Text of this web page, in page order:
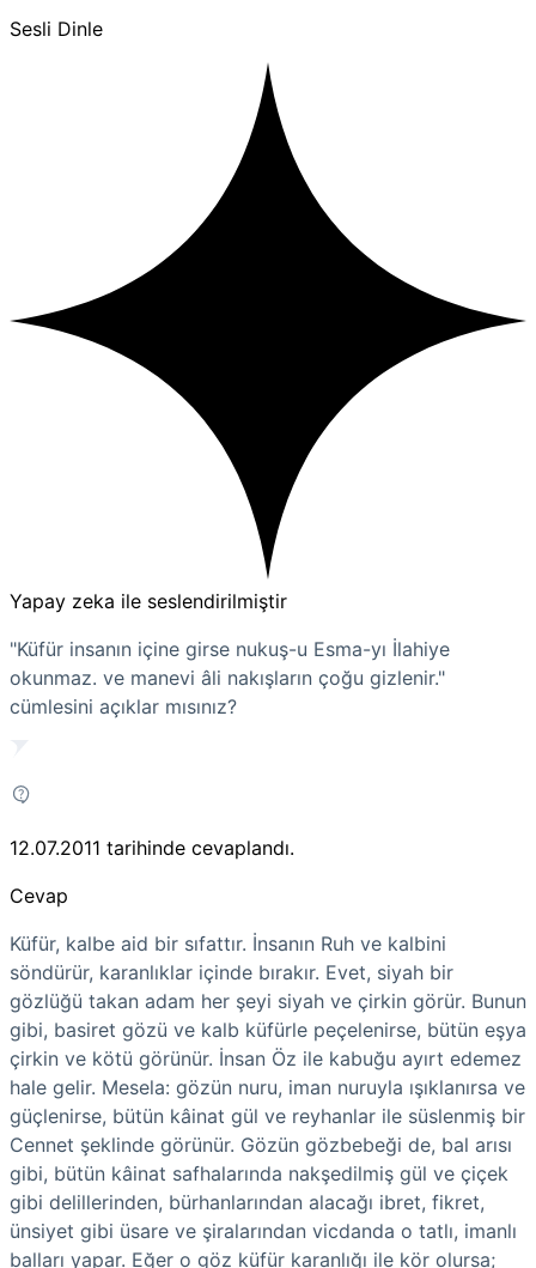
Sesli Dinle
Yapay zeka ile seslendirilmiştir
"Küfür insanın içine girse nukuş-u Esma-yı İlahiye
okunmaz. ve manevi âli nakışların çoğu gizlenir."
cümlesini açıklar mısınız?
12.07.2011 tarihinde cevaplandı.
Cevap
Küfür, kalbe aid bir sıfattır. İnsanın Ruh ve kalbini
söndürür, karanlıklar içinde bırakır. Evet, siyah bir
gözlüğü takan adam her şeyi siyah ve çirkin görür. Bunun
gibi, basiret gözü ve kalb küfürle peçelenirse, bütün eşya
çirkin ve kötü görünür. İnsan Öz ile kabuğu ayırt edemez
hale gelir. Mesela: gözün nuru, iman nuruyla ışıklanırsa ve
güçlenirse, bütün kâinat gül ve reyhanlar ile süslenmiş bir
Cennet şeklinde görünür. Gözün gözbebeği de, bal arısı
gibi, bütün kâinat safhalarında nakşedilmiş gül ve çiçek
gibi delillerinden, bürhanlarından alacağı ibret, fikret,
ünsiyet gibi üsare ve şiralarından vicdanda o tatlı, imanlı
balları yapar. Eğer o göz küfür karanlığı ile kör olursa;